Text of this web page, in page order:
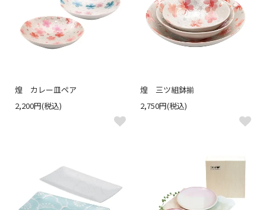
煌 カレー皿ペア
2,200円(税込)
煌 三ツ組鉢揃
2,750円(税込)